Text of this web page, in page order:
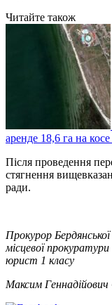
Читайте також
аренде 18,6 га на
Після проведення
стягнення
ради.
Прокурор Бердянської
місцевої прокуратури
юрист 1 класу
Максим